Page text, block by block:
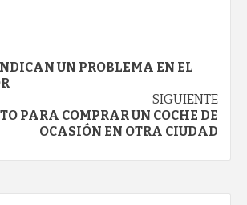
UN PROBLEMA EN EL
SIGUIENTE
PARA COMPRAR UN COCHE DE
OCASIÓN EN OTRA CIUDAD